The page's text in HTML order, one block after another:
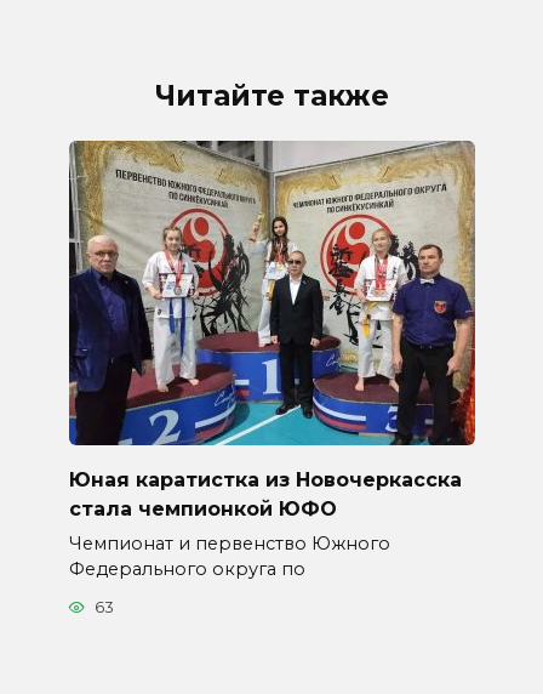
Читайте также
Юная каратистка из Новочеркасска
стала чемпионкой ЮФО
Чемпионат и первенство Южного
Федерального округа по
63